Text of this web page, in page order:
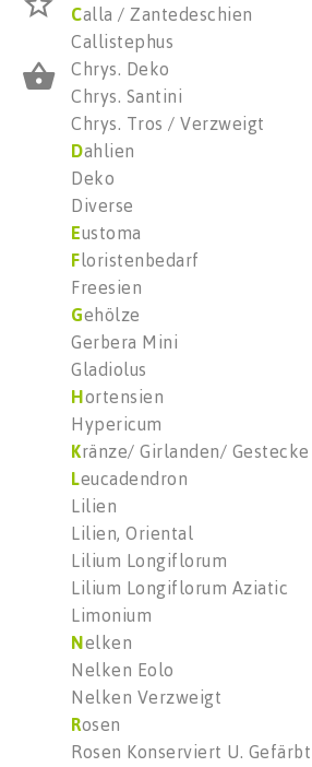
Calla / Zantedeschien
Callistephus
Chrys. Deko
Chrys. Santini
Chrys. Tros / Verzweigt
Dahlien
Deko
Diverse
Eustoma
Floristenbedarf
Freesien
Gehölze
Gerbera Mini
Gladiolus
Hortensien
Hypericum
Kränze/ Girlanden/ Gestecke
Leucadendron
Lilien
Lilien, Oriental
Lilium Longiflorum
Lilium Longiflorum Aziatic
Limonium
Nelken
Nelken Eolo
Nelken Verzweigt
Rosen
Rosen Konserviert U. Gefärbt